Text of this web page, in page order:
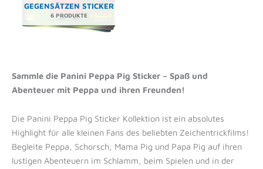
GEGENSÄTZEN STICKER
6 PRODUKTE
Sammle die Panini Peppa Pig Sticker – Spaß und
Abenteuer mit Peppa und ihren Freunden!
Die Panini Peppa Pig Sticker Kollektion ist ein absolutes
Highlight für alle kleinen Fans des beliebten Zeichentrickfilms!
Begleite Peppa, Schorsch, Mama Pig und Papa Pig auf ihren
lustigen Abenteuern im Schlamm, beim Spielen und in der